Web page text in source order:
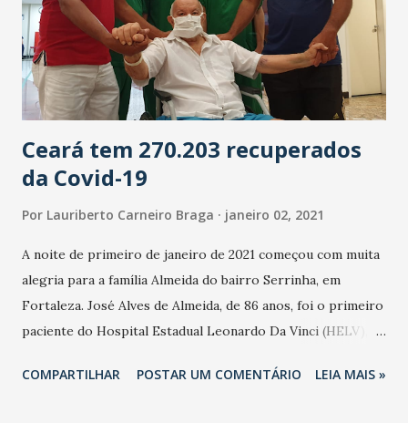
Ceará tem 270.203 recuperados
da Covid-19
Por Lauriberto Carneiro Braga janeiro 02, 2021
A noite de primeiro de janeiro de 2021 começou com muita
alegria para a família Almeida do bairro Serrinha, em
Fortaleza. José Alves de Almeida, de 86 anos, foi o primeiro
paciente do Hospital Estadual Leonardo Da Vinci (HELV),
19 onde passou 14 dias internado. Já são 270.203
COMPARTILHAR POSTAR UM COMENTÁRIO LEIA MAIS »